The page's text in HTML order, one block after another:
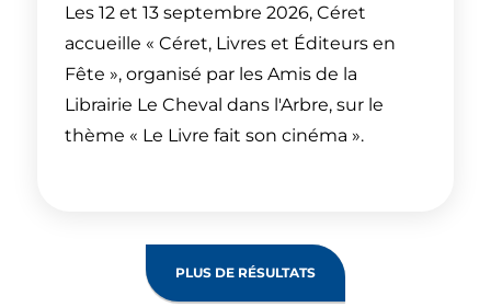
Les 12 et 13 septembre 2026, Céret
accueille « Céret, Livres et Éditeurs en
Fête », organisé par les Amis de la
Librairie Le Cheval dans l'Arbre, sur le
thème « Le Livre fait son cinéma ».
PLUS DE RÉSULTATS